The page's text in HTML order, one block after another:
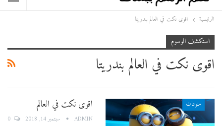
الرئيسية اقوى نكت في العالم بندريتا
استكشف الوسوم
اقوى نكت في العالم بندريتا
منوعات اقوى نكت في العالم
ADMIN سبتمبر 14, 2018